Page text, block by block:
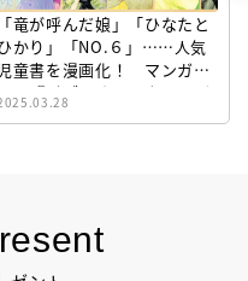
「竜が呼んだ娘」「ひなたと
かり」「NO.６」……人気
童書を漫画化！ マンガサ
ト『ビブリオシリウス』誕
！